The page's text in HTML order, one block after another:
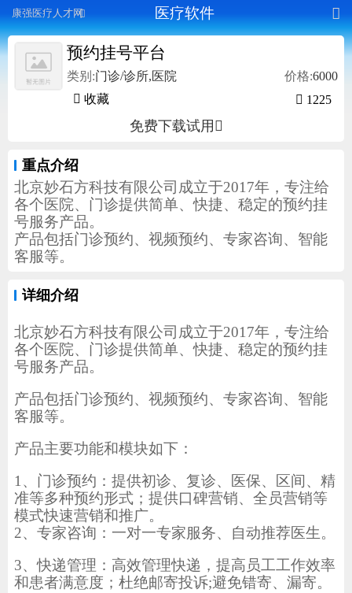
康强医疗人才网 医疗软件 
预约挂号平台
类别:门诊/诊所,医院 价格:6000
 收藏
 1225
免费下载试用 
重点介绍
北京妙石方科技有限公司成立于2017年，专注给
各个医院、门诊提供简单、快捷、稳定的预约挂
号服务产品。
产品包括门诊预约、视频预约、专家咨询、智能
客服等。
详细介绍
北京妙石方科技有限公司成立于2017年，专注给
各个医院、门诊提供简单、快捷、稳定的预约挂
号服务产品。
产品包括门诊预约、视频预约、专家咨询、智能
客服等。
产品主要功能和模块如下：
1、门诊预约：提供初诊、复诊、医保、区间、精
准等多种预约形式；提供口碑营销、全员营销等
模式快速营销和推广。
2、专家咨询：一对一专家服务、自动推荐医生。
3、快递管理：高效管理快递， 提高员工工作效率
和患者满意度； 杜绝邮寄投诉;避免错寄、漏寄。